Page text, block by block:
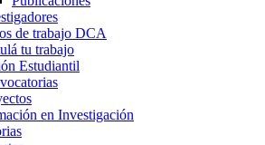
de trabajo DCA
tu trabajo
Estudiantil
en Investigación